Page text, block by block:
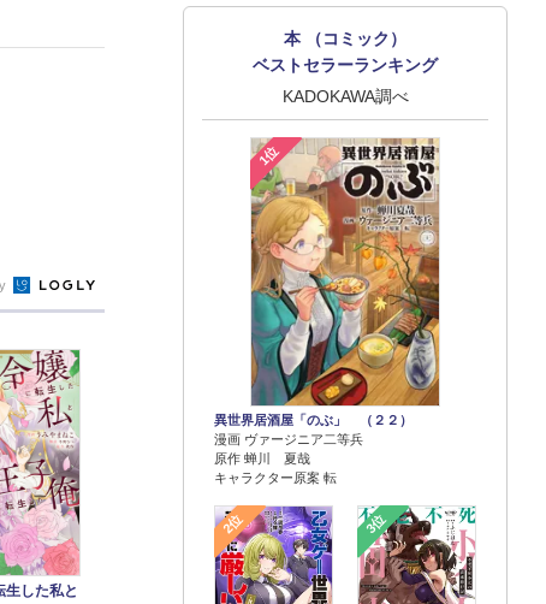
本 （コミック）
ベストセラーランキング
KADOKAWA調べ
1位
異世界居酒屋「のぶ」 （２２）
漫画 ヴァージニア二等兵
原作 蝉川 夏哉
キャラクター原案 転
2位 3位
生した私と